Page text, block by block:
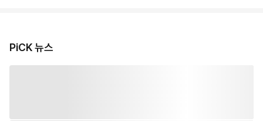
PiCK 뉴스